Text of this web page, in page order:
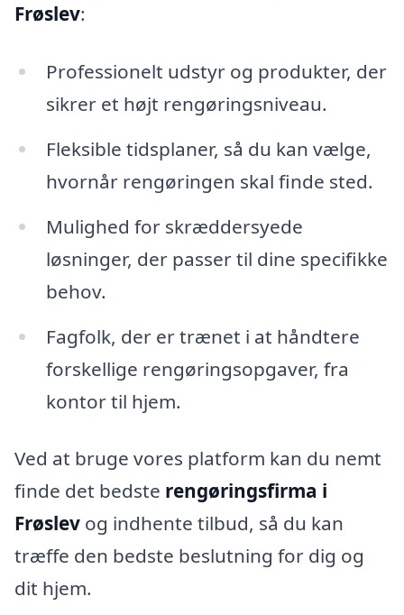
Frøslev:
Professionelt udstyr og produkter, der
sikrer et højt rengøringsniveau.
Fleksible tidsplaner, så du kan vælge,
hvornår rengøringen skal finde sted.
Mulighed for skræddersyede
løsninger, der passer til dine specifikke
behov.
Fagfolk, der er trænet i at håndtere
forskellige rengøringsopgaver, fra
kontor til hjem.
Ved at bruge vores platform kan du nemt
finde det bedste rengøringsfirma i
Frøslev og indhente tilbud, så du kan
træffe den bedste beslutning for dig og
dit hjem.